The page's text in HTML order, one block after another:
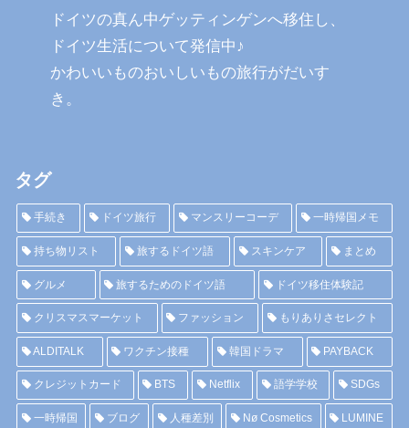
ドイツの真ん中ゲッティンゲンへ移住し、
ドイツ生活について発信中♪
かわいいものおいしいもの旅行がだいす
き。
タグ
手続き ドイツ旅行 マンスリーコーデ 一時帰国メモ
持ち物リスト 旅するドイツ語 スキンケア まとめ
グルメ 旅するためのドイツ語 ドイツ移住体験記
クリスマスマーケット ファッション もりありさセレクト
ALDITALK ワクチン接種 韓国ドラマ PAYBACK
クレジットカード BTS Netflix 語学学校 SDGs
一時帰国 ブログ 人種差別 Nø Cosmetics LUMINE